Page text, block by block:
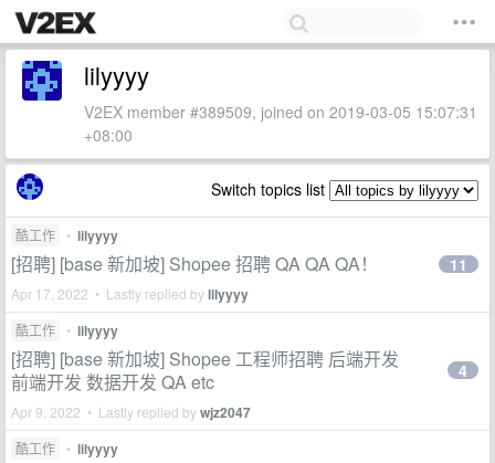
lilyyyy
V2EX member #389509, joined on 2019-03-05 15:07:31
+08:00
Switch topics list
酷工作 • lilyyyy
[招聘] [base 新加坡] Shopee 招聘 QA QA QA！
Apr 17, 2022 • Lastly replied bylilyyyy
11
酷工作 • lilyyyy
[招聘] [base 新加坡] Shopee 工程师招聘 后端开发
前端开发 数据开发 QA etc
Apr 9, 2022 • Lastly replied bywjz2047
4
酷工作 • lilyyyy